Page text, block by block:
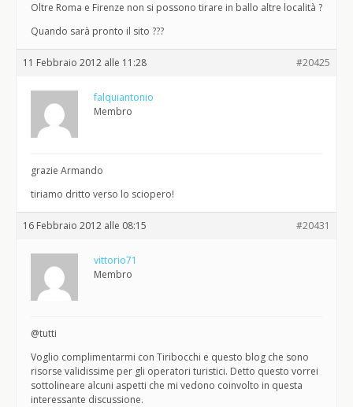
Oltre Roma e Firenze non si possono tirare in ballo altre località ?
Quando sarà pronto il sito ???
11 Febbraio 2012 alle 11:28 #20425
falquiantonio
Membro
grazie Armando
tiriamo dritto verso lo sciopero!
16 Febbraio 2012 alle 08:15 #20431
vittorio71
Membro
@tutti
Voglio complimentarmi con Tiribocchi e questo blog che sono
risorse validissime per gli operatori turistici. Detto questo vorrei
sottolineare alcuni aspetti che mi vedono coinvolto in questa
interessante discussione.